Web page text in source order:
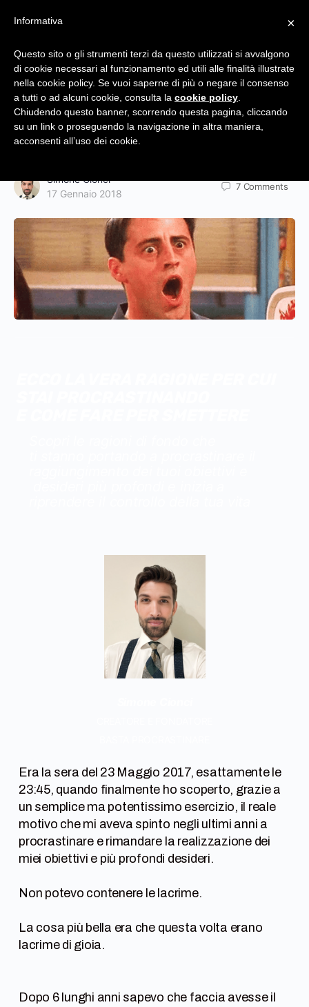
Ecco La Vera Ragione Per Cui Stai
Procrastinando e Come Fare Per
Smettere
Simone Cionci
17 Gennaio 2018
7 Comments
Era la sera del 23 Maggio 2017, esattamente le
23:45, quando finalmente ho scoperto, grazie a
un semplice ma potentissimo esercizio, il reale
motivo che mi aveva spinto negli ultimi anni a
procrastinare e rimandare la realizzazione dei
miei obiettivi e più profondi desideri.
Non potevo contenere le lacrime.
La cosa più bella era che questa volta erano
lacrime di gioia.
Dopo 6 lunghi anni sapevo che faccia avesse il
×
Informativa
Questo sito o gli strumenti terzi da questo utilizzati si avvalgono
di cookie necessari al funzionamento ed utili alle finalità illustrate
nella cookie policy. Se vuoi saperne di più o negare il consenso
a tutti o ad alcuni cookie, consulta la cookie policy
Chiudendo questo banner, scorrendo questa pagina, cliccando
su un link o proseguendo la navigazione in altra maniera,
acconsenti all’uso dei cookie.